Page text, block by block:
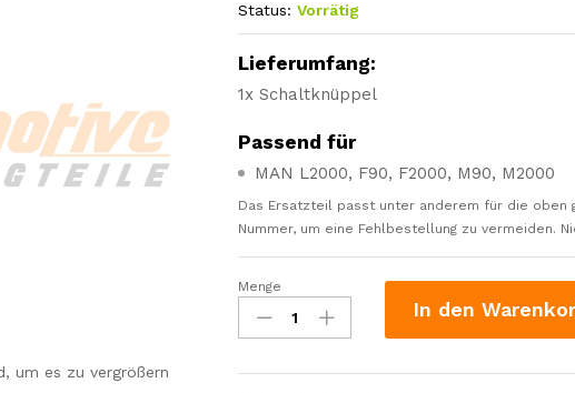
um es zu vergrößern
Status: Vorrätig
Lieferumfang:
1x Schaltknüppel
Passend für
MAN L2000, F90, F2000, M90, M2000
Das Ersatzteil passt unter anderem für die
Nummer, um eine Fehlbestellung zu vermeiden.
Schaltknüppel
passt
für
Menge
In den